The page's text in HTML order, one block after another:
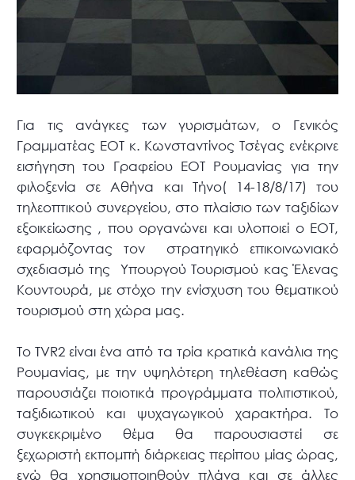
Για τις ανάγκες των γυρισμάτων, ο Γενικός
Γραμματέας ΕΟΤ κ. Κωνσταντίνος Τσέγας ενέκρινε
εισήγηση του Γραφείου ΕΟΤ Ρουμανίας για την
φιλοξενία σε Αθήνα και Τήνο( 14-18/8/17) του
τηλεοπτικού συνεργείου, στο πλαίσιο των ταξιδίων
εξοικείωσης , που οργανώνει και υλοποιεί ο ΕΟΤ,
εφαρμόζοντας τον στρατηγικό επικοινωνιακό
σχεδιασμό της Υπουργού Τουρισμού κας Έλενας
Κουντουρά, με στόχο την ενίσχυση του θεματικού
τουρισμού στη χώρα μας.
Το TVR2 είναι ένα από τα τρία κρατικά κανάλια της
Ρουμανίας, με την υψηλότερη τηλεθέαση καθώς
παρουσιάζει ποιοτικά προγράμματα πολιτιστικού,
ταξιδιωτικού και ψυχαγωγικού χαρακτήρα. Το
συγκεκριμένο θέμα θα παρουσιαστεί σε
ξεχωριστή εκπομπή διάρκειας περίπου μίας ώρας,
ενώ θα χρησιμοποιηθούν πλάνα και σε άλλες